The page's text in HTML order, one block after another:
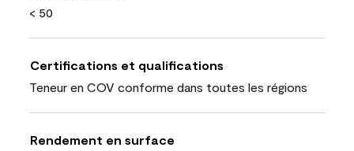
< 50
Certifications et qualifications
Teneur en COV conforme dans toutes les régions
Rendement en surface